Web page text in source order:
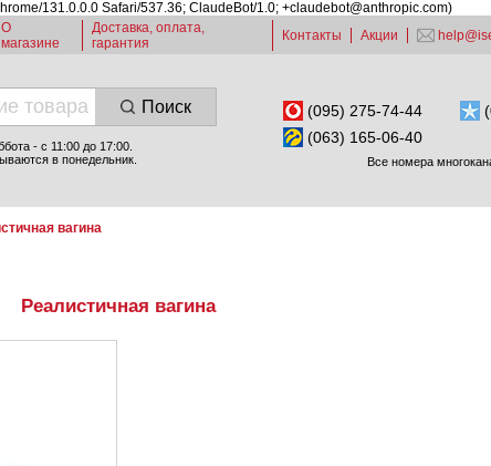
131.0.0.0 Safari/537.36; ClaudeBot/1.0; +claudebot@anthropic.com)
О
магазине
Доставка, оплата,
гарантия
Контакты Акции
Поиск
- с 11:00 до 17:00.
в понедельник.
(095) 275-74-44
(063) 165-06-40
Все номера
вагина
Реалистичная вагина